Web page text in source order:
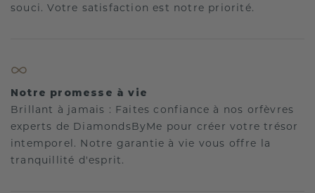
souci. Votre satisfaction est notre priorité.
Notre promesse à vie
Brillant à jamais : Faites confiance à nos orfèvres
experts de DiamondsByMe pour créer votre trésor
intemporel. Notre garantie à vie vous offre la
tranquillité d'esprit.